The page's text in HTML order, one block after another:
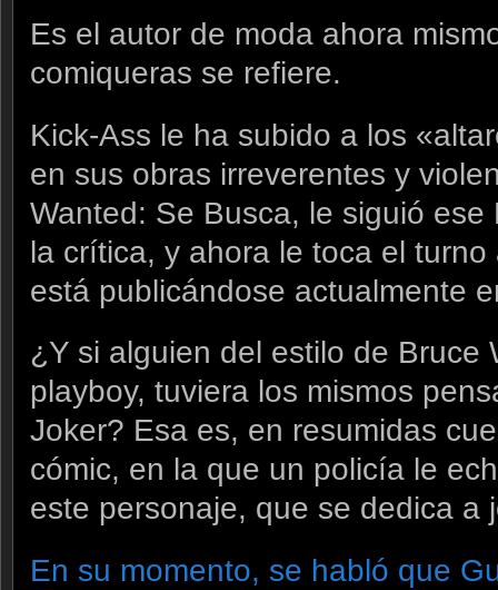
Es el autor de moda ahora
comiqueras se refiere.
Kick-Ass le ha subido a los
en sus obras irreverentes y
Wanted: Se Busca, le siguió
la crítica, y ahora le toca el
está publicándose actualmente
¿Y si alguien del estilo de Bruce
playboy, tuviera los mismos
Joker? Esa es, en resumidas
cómic, en la que un policía le
este personaje, que se dedica a
En su momento, se habló que